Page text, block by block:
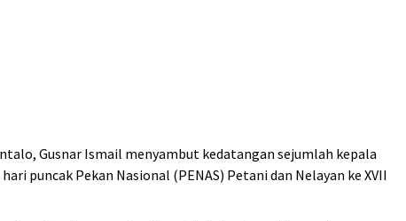
Gusnar Ismail menyambut kedatangan sejumlah kepala
puncak Pekan Nasional (PENAS) Petani dan Nelayan ke XVII